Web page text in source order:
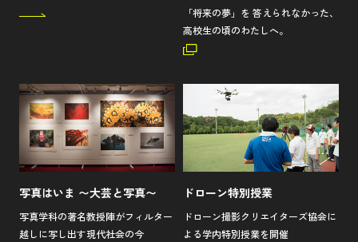
「将来の夢」を 答えられなかった、
高校生の頃のわたしへ。
写真はいま 〜大芸と写真〜
写真学科の著名教授陣がフィルター
越しに写し出す現代社会の今
ドローン特別授業
ドローン撮影クリエイターズ協会に
よる学内特別授業を開催